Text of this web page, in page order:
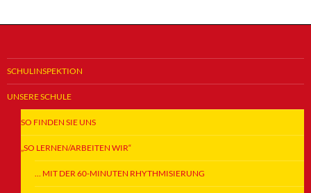
SCHULINSPEKTION
UNSERE SCHULE
SO FINDEN SIE UNS
„SO LERNEN/ARBEITEN WIR“
… MIT DER 60-MINUTEN RHYTHMISIERUNG